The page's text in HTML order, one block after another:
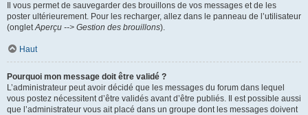
Il vous permet de sauvegarder des brouillons de vos messages et de les
poster ultérieurement. Pour les recharger, allez dans le panneau de l’utilisateur
(ongletAperçu --> Gestion des brouillons).
Haut
Pourquoi mon message doit être validé ?
L’administrateur peut avoir décidé que les messages du forum dans lequel
vous postez nécessitent d’être validés avant d’être publiés. Il est possible aussi
que l’administrateur vous ait placé dans un groupe dont les messages doivent